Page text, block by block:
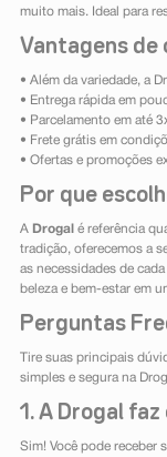
muito mais. Ideal para
Vantagens de
• Além da variedade, a
• Entrega rápida em
• Parcelamento em até
• Frete grátis em
• Ofertas e promoções
Por que
A Drogal é referência
tradição, oferecemos a
as necessidades de
beleza e bem-estar em
Perguntas
Tire suas principais
simples e segura na
1. A Drogal
Sim! Você pode receber